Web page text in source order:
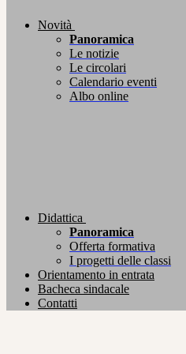
Novità
Panoramica
Le notizie
Le circolari
Calendario eventi
Albo online
Didattica
Panoramica
Offerta formativa
I progetti delle classi
Orientamento in entrata
Bacheca sindacale
Contatti